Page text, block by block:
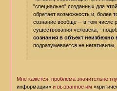
"специально" созданных для
обретает возможность и, более
сознание вообще -- в том числе
существования человека, -
сознания в объект
подразумевается не
Мне кажется, проблема значительно
информации» и вызванное им